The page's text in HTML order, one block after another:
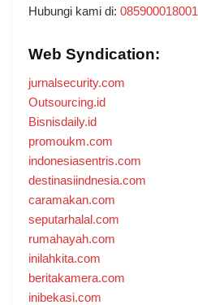
Hubungi kami di: 085900018001
Web Syndication:
jurnalsecurity.com
Outsourcing.id
Bisnisdaily.id
promoukm.com
indonesiasentris.com
destinasiindnesia.com
caramakan.com
seputarhalal.com
rumahayah.com
inilahkita.com
beritakamera.com
inibekasi.com